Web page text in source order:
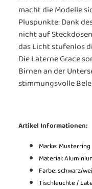
macht die Modelle
Pluspunkte: Dank
nicht auf
das Licht stufenlos
Die Laterne Grace
Birnen an der
stimmungsvolle
Artikel Informationen:
Marke: Musterring
Material:
Farbe: schwarz/
Tischleuchte /